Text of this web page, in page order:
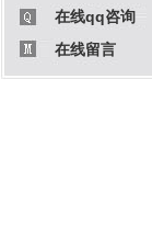
在线qq咨询
在线留言